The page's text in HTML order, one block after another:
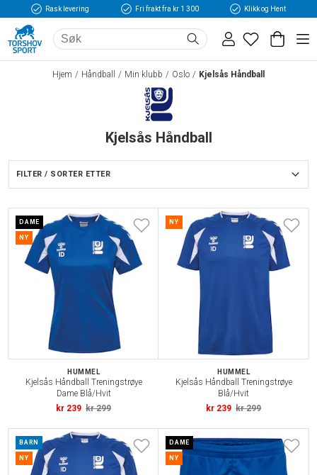
Rask levering Fri frakt fra kr 1 300 Klikk og Hent
Hjem Håndball Min klubb Oslo Kjelsås Håndball
Kjelsås Håndball
FILTER / SORTER ETTER
DAME
NY
HUMMEL
Kjelsås Håndball Treningstrøye
Dame Blå/Hvit
kr 239 kr 299
NY
HUMMEL
Kjelsås Håndball Treningstrøye
Blå/Hvit
kr 239 kr 299
BARN
NY
DAME
NY